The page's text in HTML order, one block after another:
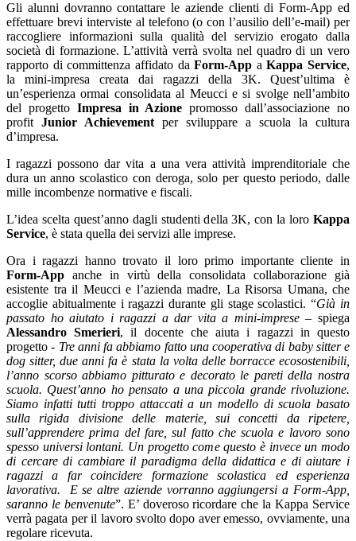
Gli alunni dovranno contattare le aziende clienti di Form-App ed
effettuare brevi interviste al telefono (o con l’ausilio dell’e-mail) per
raccogliere informazioni sulla qualità del servizio erogato dalla
società di formazione. L’attività verrà svolta nel quadro di un vero
rapporto di committenza affidato daForm-App aKappa Service,
la mini-impresa creata dai ragazzi della 3K. Quest’ultima è
un’esperienza ormai consolidata al Meucci e si svolge nell’ambito
del progetto Impresa in Azionepromosso dall’associazione no
profit Junior Achievement per sviluppare a scuola la cultura
d’impresa.
I ragazzi possono dar vita a una vera attività imprenditoriale che
dura un anno scolastico con deroga, solo per questo periodo, dalle
mille incombenze normative e fiscali.
L’idea scelta quest’anno dagli studenti della 3K, con la loro Kappa
Service, è stata quella dei servizi alle imprese.
Ora i ragazzi hanno trovato il loro primo importante cliente in
Form-App anche in virtù della consolidata collaborazione già
esistente tra il Meucci e l’azienda madre, La Risorsa Umana, che
accoglie abitualmente i ragazzi durante gli stage scolastici. “Già in
passato ho aiutato i ragazzi a dar vita a mini-imprese– spiega
Alessandro Smerieri, il docente che aiuta i ragazzi in questo
progetto - Tre anni fa abbiamo fatto una cooperativa di baby sitter e
dog sitter, due anni fa è stata la volta delle borracce ecosostenibili,
l’anno scorso abbiamo pitturato e decorato le pareti della nostra
scuola. Quest’anno ho pensato a una piccola grande rivoluzione.
Siamo infatti tutti troppo attaccati a un modello di scuola basato
sulla rigida divisione delle materie, sui concetti da ripetere,
sull’apprendere prima del fare, sul fatto che scuola e lavoro sono
spesso universi lontani. Un progetto come questo è invece un modo
di cercare di cambiare il paradigma della didattica e di aiutare i
ragazzi a far coincidere formazione scolastica ed esperienza
lavorativa. E se altre aziende vorranno aggiungersi a Form-App,
saranno le benvenute”. E’ doveroso ricordare che la Kappa Service
verrà pagata per il lavoro svolto dopo aver emesso, ovviamente, una
regolare ricevuta.